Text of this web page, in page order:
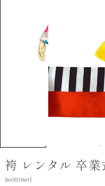
袴 レンタル 卒
[m0035set]